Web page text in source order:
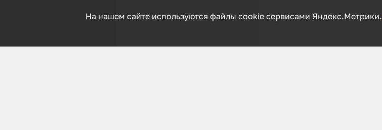
На нашем сайте используются файлы cookie сервисами Яндекс.Метрики.